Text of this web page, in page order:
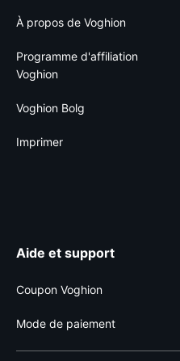
À propos de Voghion
Programme d'affiliation
Voghion
Voghion Bolg
Imprimer
Aide et support
Coupon Voghion
Mode de paiement